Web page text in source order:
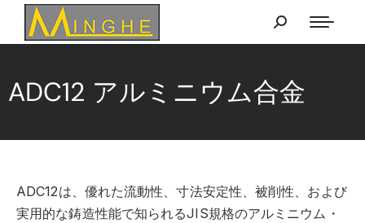
ADC12 アルミニウム合金
ADC12は、優れた流動性、寸法安定性、被削性、および
実用的な鋳造性能で知られるJIS規格のアルミニウム・